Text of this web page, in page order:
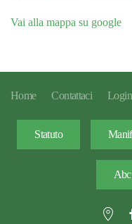
Vai alla mappa su google
Home Contattaci Login
Statuto